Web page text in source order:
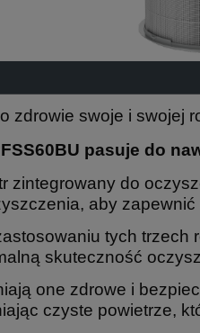
zdrowie swoje i swojej
pasuje do
zintegrowany do
aby
tych trzech
skuteczność
one zdrowe i
czyste powietrze,